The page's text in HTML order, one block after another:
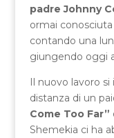
padre Johnny
ormai
contando una
giungendo oggi
Il nuovo lavoro si
distanza di un
Come Too Far”
Shemekia ci ha